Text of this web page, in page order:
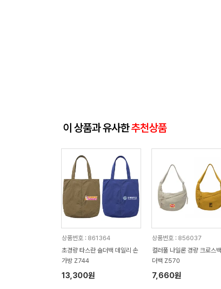
이 상품과 유사한추천상품
상품번호 : 861364
초경량 타스란 숄더백 데일리 손
가방 Z744
13,300원
상품번호 : 856037
컬러풀 나일론 경량 크로스
더백 Z570
7,660원